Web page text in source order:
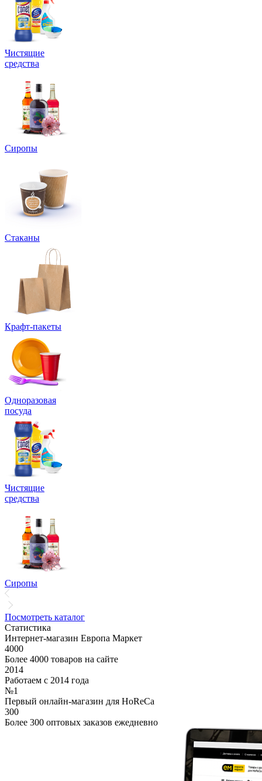
Чистящие
средства
Сиропы
Стаканы
Крафт-пакеты
Одноразовая
посуда
Чистящие
средства
Сиропы
Посмотреть каталог
Статистика
Интернет-магазин Европа Маркет
4000
Более 4000 товаров на сайте
2014
Работаем с 2014 года
№1
Первый онлайн-магазин для HoReCa
300
Более 300 оптовых заказов ежедневно